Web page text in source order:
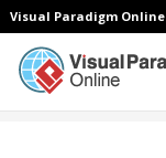
Visual Paradigm Online